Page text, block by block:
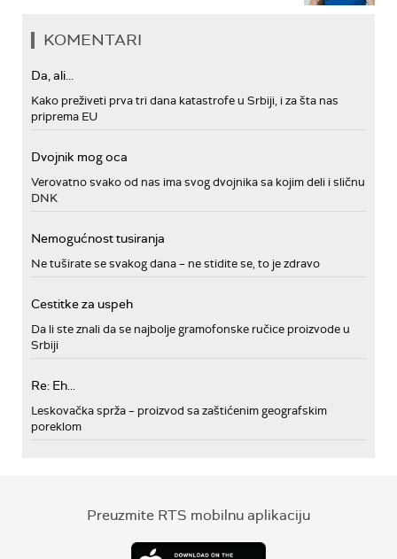
KOMENTARI
Da, ali...
Kako preživeti prva tri dana katastrofe u Srbiji, i za šta nas
priprema EU
Dvojnik mog oca
Verovatno svako od nas ima svog dvojnika sa kojim deli i sličnu
DNK
Nemogućnost tusiranja
Ne tuširate se svakog dana – ne stidite se, to je zdravo
Cestitke za uspeh
Da li ste znali da se najbolje gramofonske ručice proizvode u
Srbiji
Re: Eh...
Leskovačka sprža – proizvod sa zaštićenim geografskim
poreklom
Preuzmite RTS mobilnu aplikaciju